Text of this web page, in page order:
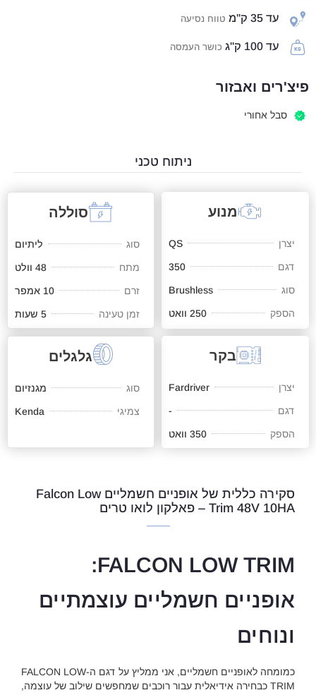
עד 35 ק"מ טווח נסיעה
עד 100 ק"ג כושר העמסה
פיצ'רים ואבזור
סבל אחורי
ניתוח טכני
מנוע
יצרן QS
דגם 350
סוג Brushless
הספק 250 וואט
סוללה
סוג ליתיום
מתח 48 וולט
זרם 10 אמפר
זמן טעינה 5 שעות
בקר
יצרן Fardriver
דגם -
הספק 350 וואט
גלגלים
סוג מגנזיום
צמיגי Kenda
סקירה כללית של אופניים חשמליים Falcon Low
Trim 48V 10HA – פאלקון לואו טרים
FALCON LOW TRIM:
אופניים חשמליים עוצמתיים
ונוחים
כמומחה לאופניים חשמליים, אני ממליץ על דגם ה-FALCON LOW
TRIM כבחירה אידיאלית עבור רוכבים שמחפשים שילוב של עוצמה,